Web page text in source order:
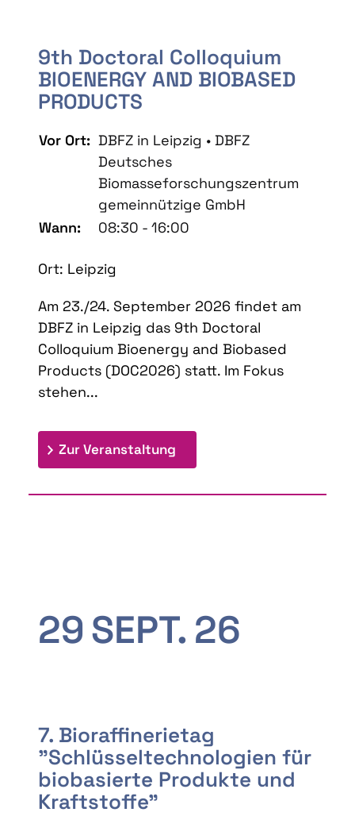
9th Doctoral Colloquium
BIOENERGY AND BIOBASED
PRODUCTS
Vor Ort: DBFZ in Leipzig • DBFZ
Deutsches
Biomasseforschungszentrum
gemeinnützige GmbH
Wann:
08:30 - 16:00
Ort: Leipzig
Am 23./24. September 2026 findet am
DBFZ in Leipzig das 9th Doctoral
Colloquium Bioenergy and Biobased
Products (DOC2026) statt. Im Fokus
stehen...
Zur Veranstaltung
29SEPT. 26
7. Bioraffinerietag
"Schlüsseltechnologien für
biobasierte Produkte und
Kraftstoffe"